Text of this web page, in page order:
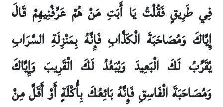
فِي طَرِيقٍ فَقُلْتُ يَا أَبَتِ مَنْ هُمْ عَرِّفْنِيهِمْ قَالَ
إِيَّاكَ وَمُصَاحَبَةَ الْكَذَّابِ فَإِنَّهُ بِمَنْزِلَةِ السَّرَابِ
يُقَرِّبُ لَكَ الْبَعِيدَ وَيُبَعِّدُ لَكَ الْقَرِيبَ وَإِيَّاكَ
وَمُصَاحَبَةَ الْفَاسِقِ فَإِنَّهُ بَائِعُكَ بِأُكْلَةٍ أَوْ أَقَلَّ مِنْ